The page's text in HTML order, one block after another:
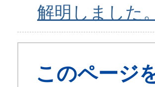
解明しました。
このページ